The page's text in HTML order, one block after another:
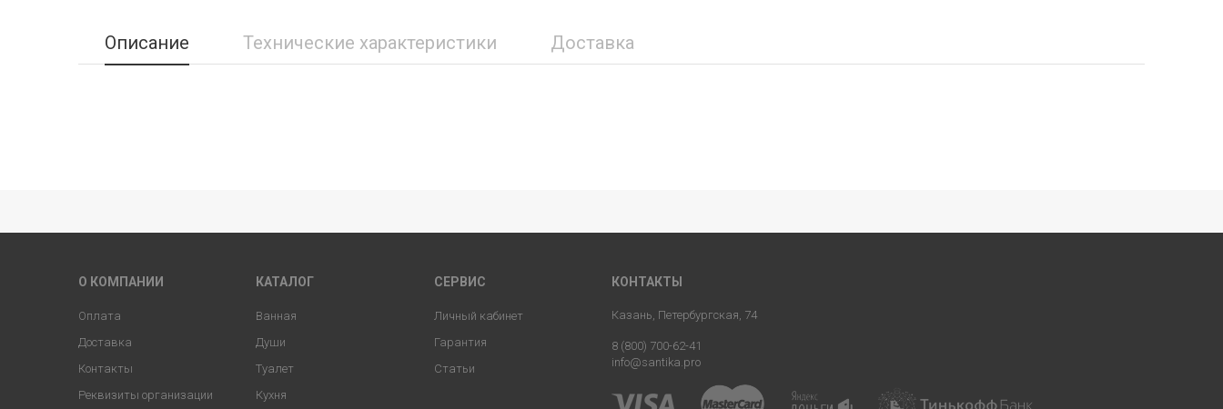
Описание Технические характеристики Доставка
О КОМПАНИИ
Оплата
Доставка
Контакты
Реквизиты организации
КАТАЛОГ
Ванная
Души
Туалет
Кухня
СЕРВИС
Личный кабинет
Гарантия
Статьи
КОНТАКТЫ
Казань, Петербургская, 74
8 (800) 700-62-41
info@santika.pro